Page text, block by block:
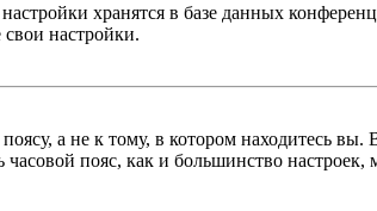
хранятся в базе данных
настройки.
а не к тому, в котором находитесь
пояс, как и большинство